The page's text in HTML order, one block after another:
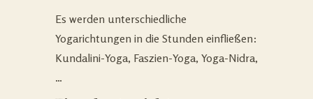
Es werden unterschiedliche
Yogarichtungen in die Stunden einfließen:
Kundalini-Yoga, Faszien-Yoga, Yoga-Nidra,
…